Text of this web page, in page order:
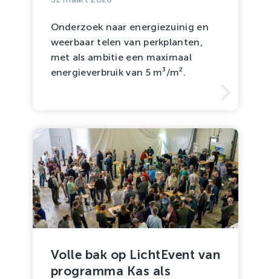
Onderzoek naar energiezuinig en
weerbaar telen van perkplanten,
met als ambitie een maximaal
energieverbruik van 5 m³/m².
Volle bak op LichtEvent van
programma Kas als